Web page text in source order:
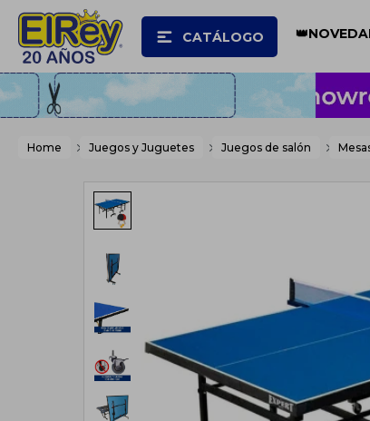
CATÁLOGO
Home Juegos y Juguetes Juegos de salón